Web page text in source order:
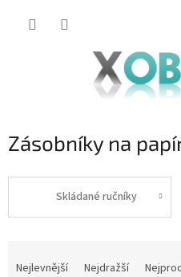
Zásobníky na
Skládané ručníky
Nejlevnější Nejdražší